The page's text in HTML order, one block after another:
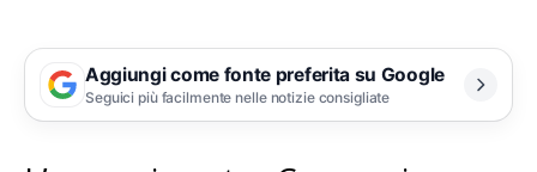
Aggiungi come fonte preferita su Google
Seguici più facilmente nelle notizie consigliate